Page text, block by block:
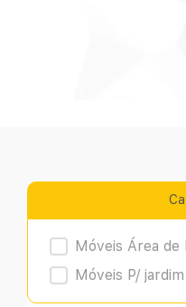
Product Archive
Móveis Área de
Móveis P/ jardim